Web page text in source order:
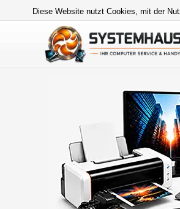
Diese Website nutzt Cookies, mit der